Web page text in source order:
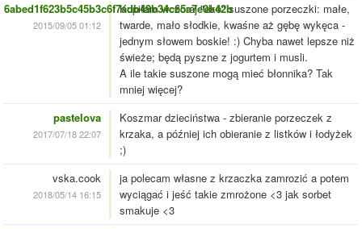
6abed1f623b5c45b3c6f7adb49b34c65a7e0b42b
2015/09/05 01:12
Kupiłam wczoraj "eko" suszone porzeczki: małe,
twarde, mało słodkie, kwaśne aż gębę wykęca -
jednym słowem boskie! :) Chyba nawet lepsze niż
świeże; będą pyszne z jogurtem i musli.
A ile takie suszone mogą mieć błonnika? Tak
mniej więcej?
pastelova
2017/07/18 22:07
Koszmar dzieciństwa - zbieranie porzeczek z
krzaka, a później ich obieranie z listków i łodyżek
;)
vska.cook
2018/05/14 16:15
ja polecam własne z krzaczka zamrozić a potem
wyciągać i jeść takie zmrożone <3 jak sorbet
smakuje <3